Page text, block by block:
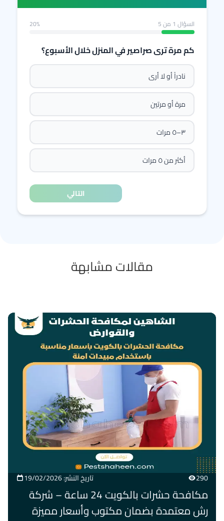
السؤال 1 من 5 20%
كم مرة ترى صراصير في المنزل خلال الأسبوع؟
نادراً أو لا أرى
مرة أو مرتين
٣–٥ مرات
أكثر من ٥ مرات
التالي
مقالات مشابهة
290 تاريخ النشر: 19/02/2026
مكافحة حشرات بالكويت 24 ساعة – شركة
رش معتمدة بضمان مكتوب وأسعار مميزة